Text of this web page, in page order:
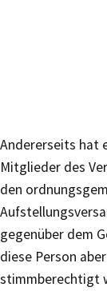
Andererseits hat
Mitglieder des
den
gegenüber dem
diese Person
stimmberechtigt